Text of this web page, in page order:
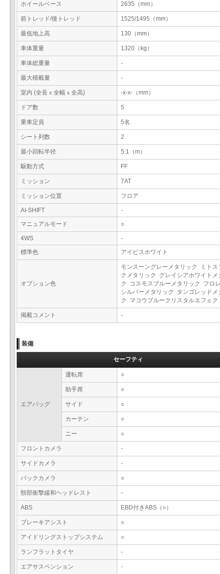
ホイールベース 2635（mm）
前トレッド/後トレッド 1525/1495（mm）
最低地上高 130（mm）
車体重量 1320（kg）
車体総重量 -
最大積載量 -
室内 (全長ｘ全幅ｘ全高) -x-x-（mm）
ドア数 5
乗車定員 5名
シート列数 2
最小回転半径 5.1（m）
駆動方式 FF
ミッション 7AT
ミッション位置 フロア
AI-SHIFT
-
マニュアルモード
○
4WS
-
標準色
アイビスホワイト
オプション色
モンスーングレーメタリック ミトス
クメタリック グレイシアホワイトメ
ク コスモスブルーメタリック フロ
シルバーメタリック タンゴレッドメ
ク マコウブルークリスタルエフェ
掲載コメント -
装備
セーフティ
エアバッグ
運転席 ○
助手席 ○
サイド ○
カーテン ○
ニー ○
フロントカメラ -
サイドカメラ -
バックカメラ ○
頸部衝撃緩和ヘッドレスト -
ABS EBD付きABS（○）
ブレーキアシスト ○
アイドリングストップシステム ○
ランフラットタイヤ -
エアサスペンション -